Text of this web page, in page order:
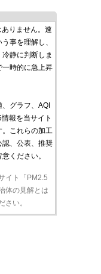
りません。速
事を理解し、
静に判断しま
時的に急上昇
グラフ、AQI
報を当サイト
これらの加工
認、公表、推奨
ください。
イト「PM2.5
体の見解とは
さい。